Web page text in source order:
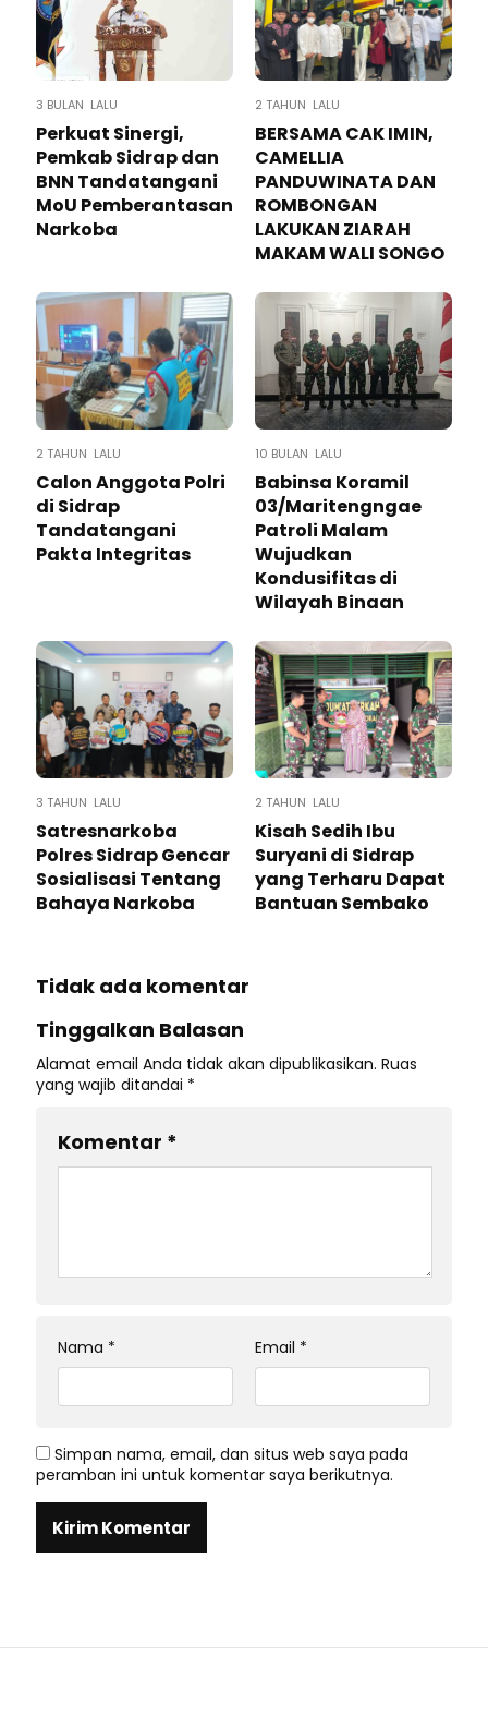
3 BULAN LALU
Perkuat Sinergi,
Pemkab Sidrap dan
BNN Tandatangani
MoU Pemberantasan
Narkoba
2 TAHUN LALU
BERSAMA CAK IMIN,
CAMELLIA
PANDUWINATA DAN
ROMBONGAN
LAKUKAN ZIARAH
MAKAM WALI SONGO
2 TAHUN LALU
Calon Anggota Polri
di Sidrap
Tandatangani
Pakta Integritas
10 BULAN LALU
Babinsa Koramil
03/Maritengngae
Patroli Malam
Wujudkan
Kondusifitas di
Wilayah Binaan
3 TAHUN LALU
Satresnarkoba
Polres Sidrap Gencar
Sosialisasi Tentang
Bahaya Narkoba
2 TAHUN LALU
Kisah Sedih Ibu
Suryani di Sidrap
yang Terharu Dapat
Bantuan Sembako
Tidak ada komentar
Tinggalkan Balasan
Alamat email Anda tidak akan dipublikasikan. Ruas
yang wajib ditandai *
Komentar *
Nama * Email *
Simpan nama, email, dan situs web saya pada
peramban ini untuk komentar saya berikutnya.